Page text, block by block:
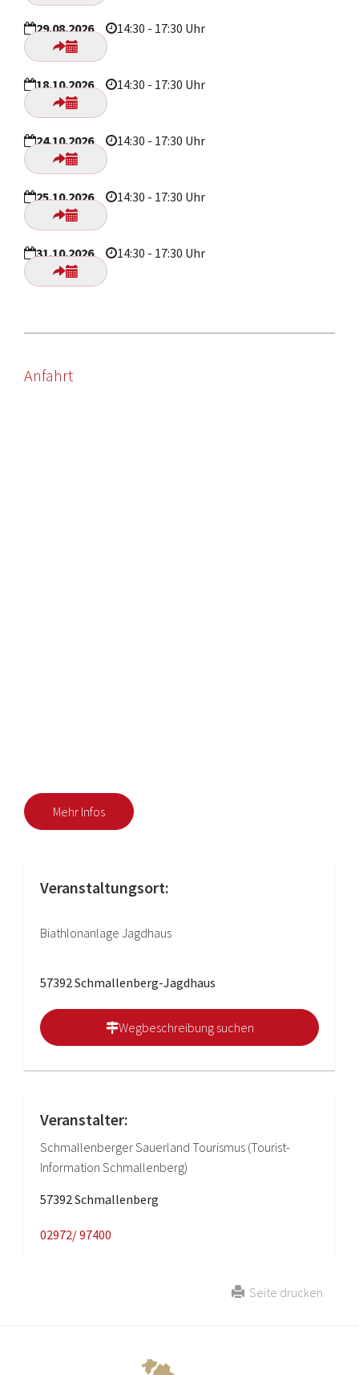
29.08.2026 14:30 - 17:30 Uhr
18.10.2026 14:30 - 17:30 Uhr
24.10.2026 14:30 - 17:30 Uhr
25.10.2026 14:30 - 17:30 Uhr
31.10.2026 14:30 - 17:30 Uhr
Anfahrt
Mehr Infos
Veranstaltungsort:
Biathlonanlage Jagdhaus
57392 Schmallenberg-Jagdhaus
Wegbeschreibung suchen
Veranstalter:
Schmallenberger Sauerland Tourismus (Tourist-
Information Schmallenberg)
57392 Schmallenberg
02972/ 97400
Seite drucken